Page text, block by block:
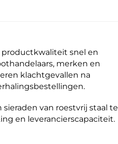
snel en
merken en
klachtgevallen na
van roestvrij staal te
en leverancierscapaciteit.